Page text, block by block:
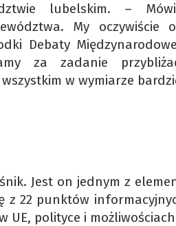
lubelskim. –
My oczywiście
Debaty
za zadanie
w wymiarze
Jest on jednym z
z 22 punktów
UE, polityce i